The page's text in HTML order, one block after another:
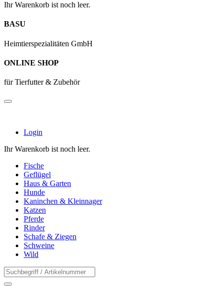
Ihr Warenkorb ist noch leer.
BASU
Heimtierspezialitäten GmbH
ONLINE SHOP
für Tierfutter & Zubehör
Login
Ihr Warenkorb ist noch leer.
Fische
Geflügel
Haus & Garten
Hunde
Kaninchen & Kleinnager
Katzen
Pferde
Rinder
Schafe & Ziegen
Schweine
Wild